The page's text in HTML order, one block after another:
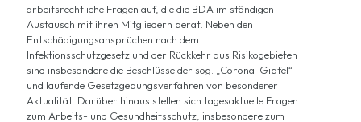
arbeitsrechtliche Fragen auf, die die BDA im ständigen
Austausch mit ihren Mitgliedern berät. Neben den
Entschädigungsansprüchen nach dem
Infektionsschutzgesetz und der Rückkehr aus Risikogebieten
sind insbesondere die Beschlüsse der sog. „Corona-Gipfel“
und laufende Gesetzgebungsverfahren von besonderer
Aktualität. Darüber hinaus stellen sich tagesaktuelle Fragen
zum Arbeits- und Gesundheitsschutz, insbesondere zum